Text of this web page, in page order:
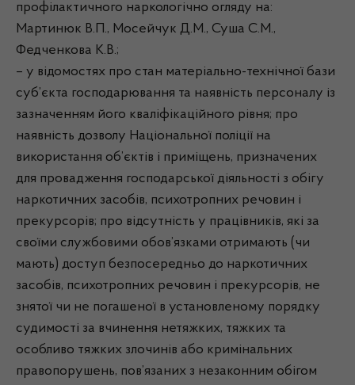
профілактичного наркологічно огляду на:
Мартинюк В.П., Мосейчук Д.М., Суша С.М.,
Федченкова К.В.;
– у відомостях про стан матеріально-технічної бази
суб’єкта господарювання та наявність персоналу із
зазначенням його кваліфікаційного рівня; про
наявність дозволу Національної поліції на
використання об’єктів і приміщень, призначених
для провадження господарської діяльності з обігу
наркотичних засобів, психотропних речовин і
прекурсорів; про відсутність у працівників, які за
своїми службовими обов’язками отримають (чи
мають) доступ безпосередньо до наркотичних
засобів, психотропних речовин і прекурсорів, не
знятої чи не погашеної в установленому порядку
судимості за вчинення нетяжких, тяжких та
особливо тяжких злочинів або кримінальних
правопорушень, пов’язаних з незаконним обігом